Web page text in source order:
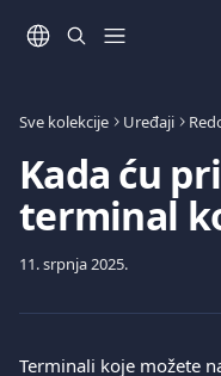
Sve kolekcije Uređaji
Kada ću
terminal
11. srpnja 2025.
Terminali koje možete